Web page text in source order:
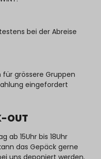
bei der Abreise
für grössere Gruppen
eingefordert
OUT
ab 15Uhr bis 18Uhr
das Gepäck gerne
uns deponiert werden.